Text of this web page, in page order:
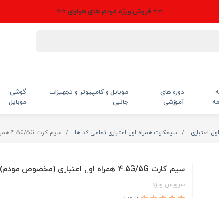
⭐⭐ فروش ویژه مودم های هواوی ⭐⭐
دوره های
آموزشی
موبایل و کامپیوتر و تجهیزات
جانبی
گوشی
موبایل
اعتباری سیمکارت همراه اول اعتباری تمامی کد ها سیم کارت 4.5G/5G همراه اول اعتباری (مخصوص مودم)
سیم کارت 4.5G/5G همراه اول اعتباری (مخصوص مودم)
سرویس ویژه